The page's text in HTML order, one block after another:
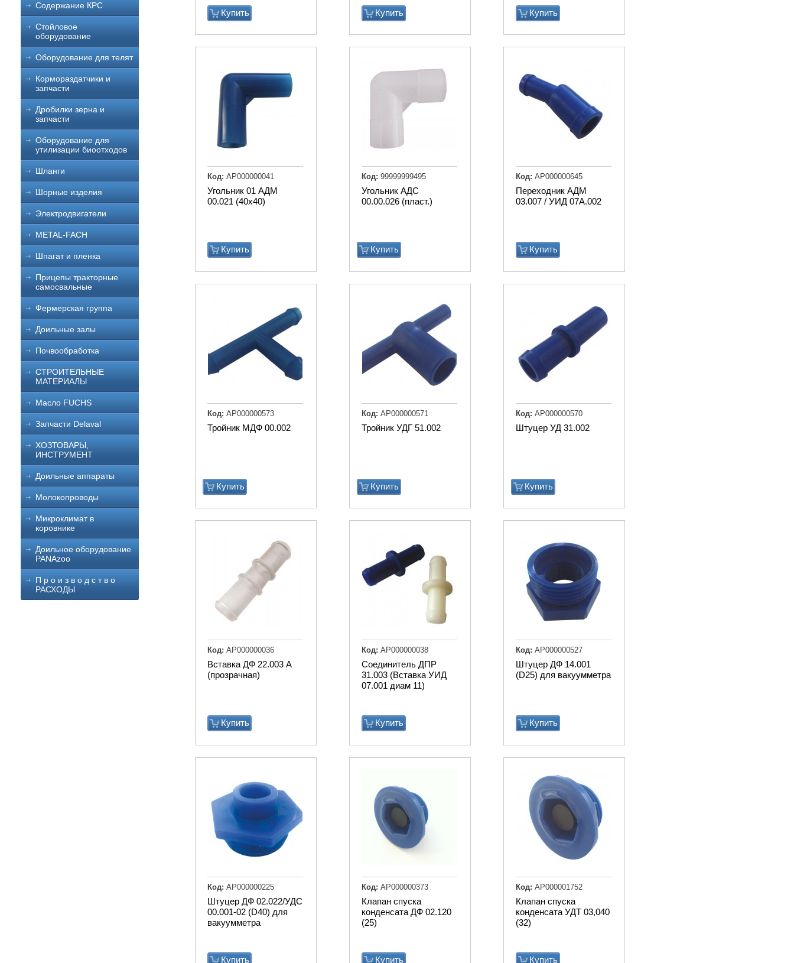
Содержание КРС
Стойловое
оборудование
Оборудование для телят
Кормораздатчики и
запчасти
Дробилки зерна и
запчасти
Оборудование для
утилизации биоотходов
Шланги
Шорные изделия
Электродвигатели
METAL-FACH
Шпагат и пленка
Прицепы тракторные
самосвальные
Фермерская группа
Доильные залы
Почвообработка
СТРОИТЕЛЬНЫЕ
МАТЕРИАЛЫ
Масло FUCHS
Запчасти Delaval
ХОЗТОВАРЫ,
ИНСТРУМЕНТ
Доильные аппараты
Молокопроводы
Микроклимат в
коровнике
Доильное оборудование
PANAzoo
П р о и з в о д с т в о
РАСХОДЫ
Купить Купить Купить
Угольник 01 АДМ
00.021 (40х40)
Купить
Код: АР000000041
Угольник АДС
00.00.026 (пласт.)
Купить
Код: 99999999495
Переходник АДМ
03.007 / УИД 07А.002
Купить
Код: АР000000645
Тройник МДФ 00.002
Купить
Код: АР000000573
Тройник УДГ 51.002
Купить
Код: АР000000571
Штуцер УД 31.002
Купить
Код: АР000000570
Вставка ДФ 22.003 А
(прозрачная)
Купить
Код: АР000000036
Соединитель ДПР
31.003 (Вставка УИД
07.001 диам 11)
Купить
Код: АР000000038
Штуцер ДФ 14.001
(D25) для вакуумметра
Купить
Код: АР000000527
Штуцер ДФ 02.022/УДС
00.001-02 (D40) для
вакуумметра
Купить
Код: АР000000225
Клапан спуска
конденсата ДФ 02.120
(25)
Купить
Код: АР000000373
Клапан спуска
конденсата УДТ 03,040
(32)
Купить
Код: АР000001752